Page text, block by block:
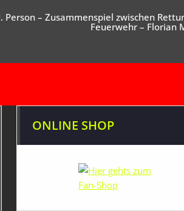
Person – Zusammenspiel zwischen
Feuerwehr – Florian
ONLINE SHOP